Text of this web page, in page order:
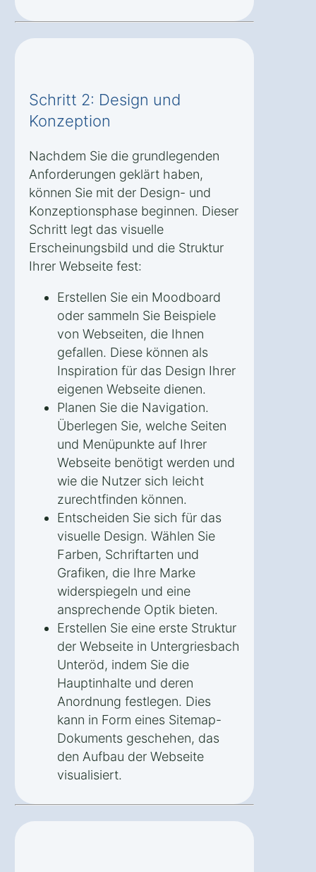
Schritt 2: Design und
Konzeption
Nachdem Sie die grundlegenden
Anforderungen geklärt haben,
können Sie mit der Design- und
Konzeptionsphase beginnen. Dieser
Schritt legt das visuelle
Erscheinungsbild und die Struktur
Ihrer Webseite fest:
Erstellen Sie ein Moodboard
oder sammeln Sie Beispiele
von Webseiten, die Ihnen
gefallen. Diese können als
Inspiration für das Design Ihrer
eigenen Webseite dienen.
Planen Sie die Navigation.
Überlegen Sie, welche Seiten
und Menüpunkte auf Ihrer
Webseite benötigt werden und
wie die Nutzer sich leicht
zurechtfinden können.
Entscheiden Sie sich für das
visuelle Design. Wählen Sie
Farben, Schriftarten und
Grafiken, die Ihre Marke
widerspiegeln und eine
ansprechende Optik bieten.
Erstellen Sie eine erste Struktur
der Webseite in Untergriesbach
Unteröd, indem Sie die
Hauptinhalte und deren
Anordnung festlegen. Dies
kann in Form eines Sitemap-
Dokuments geschehen, das
den Aufbau der Webseite
visualisiert.